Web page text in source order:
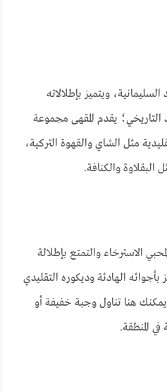
ويتميز بإطلالاته
التاريخي؛ يقدم المقهى مجموعة
مثل الشاي والقهوة التركية،
البقلاوة والكنافة.
الاسترخاء والتمتع بإطلالة
الهادئة وديكوره التقليدي
هنا تناول وجبة خفيفة أو
المنطقة.